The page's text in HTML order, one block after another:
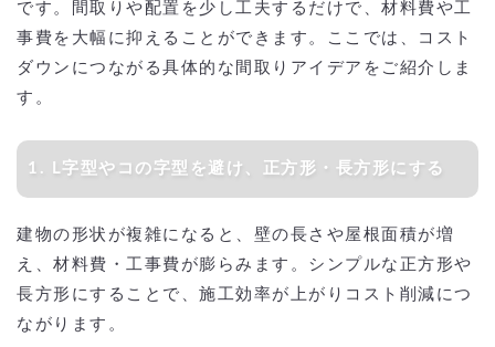
です。間取りや配置を少し工夫するだけで、材料費や工
事費を大幅に抑えることができます。ここでは、コスト
ダウンにつながる具体的な間取りアイデアをご紹介しま
す。
1. L字型やコの字型を避け、正方形・長方形にする
建物の形状が複雑になると、壁の長さや屋根面積が増
え、材料費・工事費が膨らみます。シンプルな正方形や
長方形にすることで、施工効率が上がりコスト削減につ
ながります。